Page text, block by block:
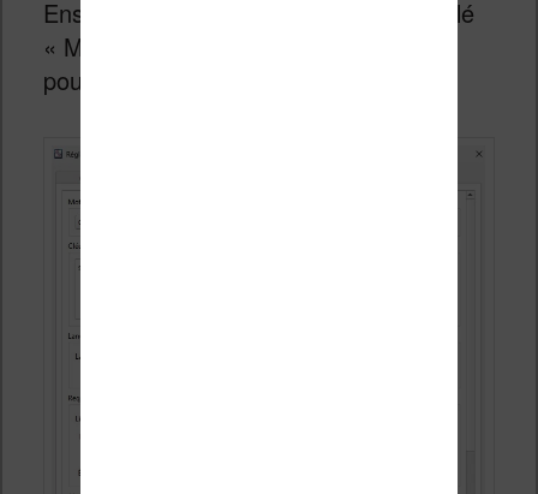
Ensuite, dans le deuxième onglet appelé
« Moteur », j’ai choisi d’utiliser OpenAI
pour la traduction.